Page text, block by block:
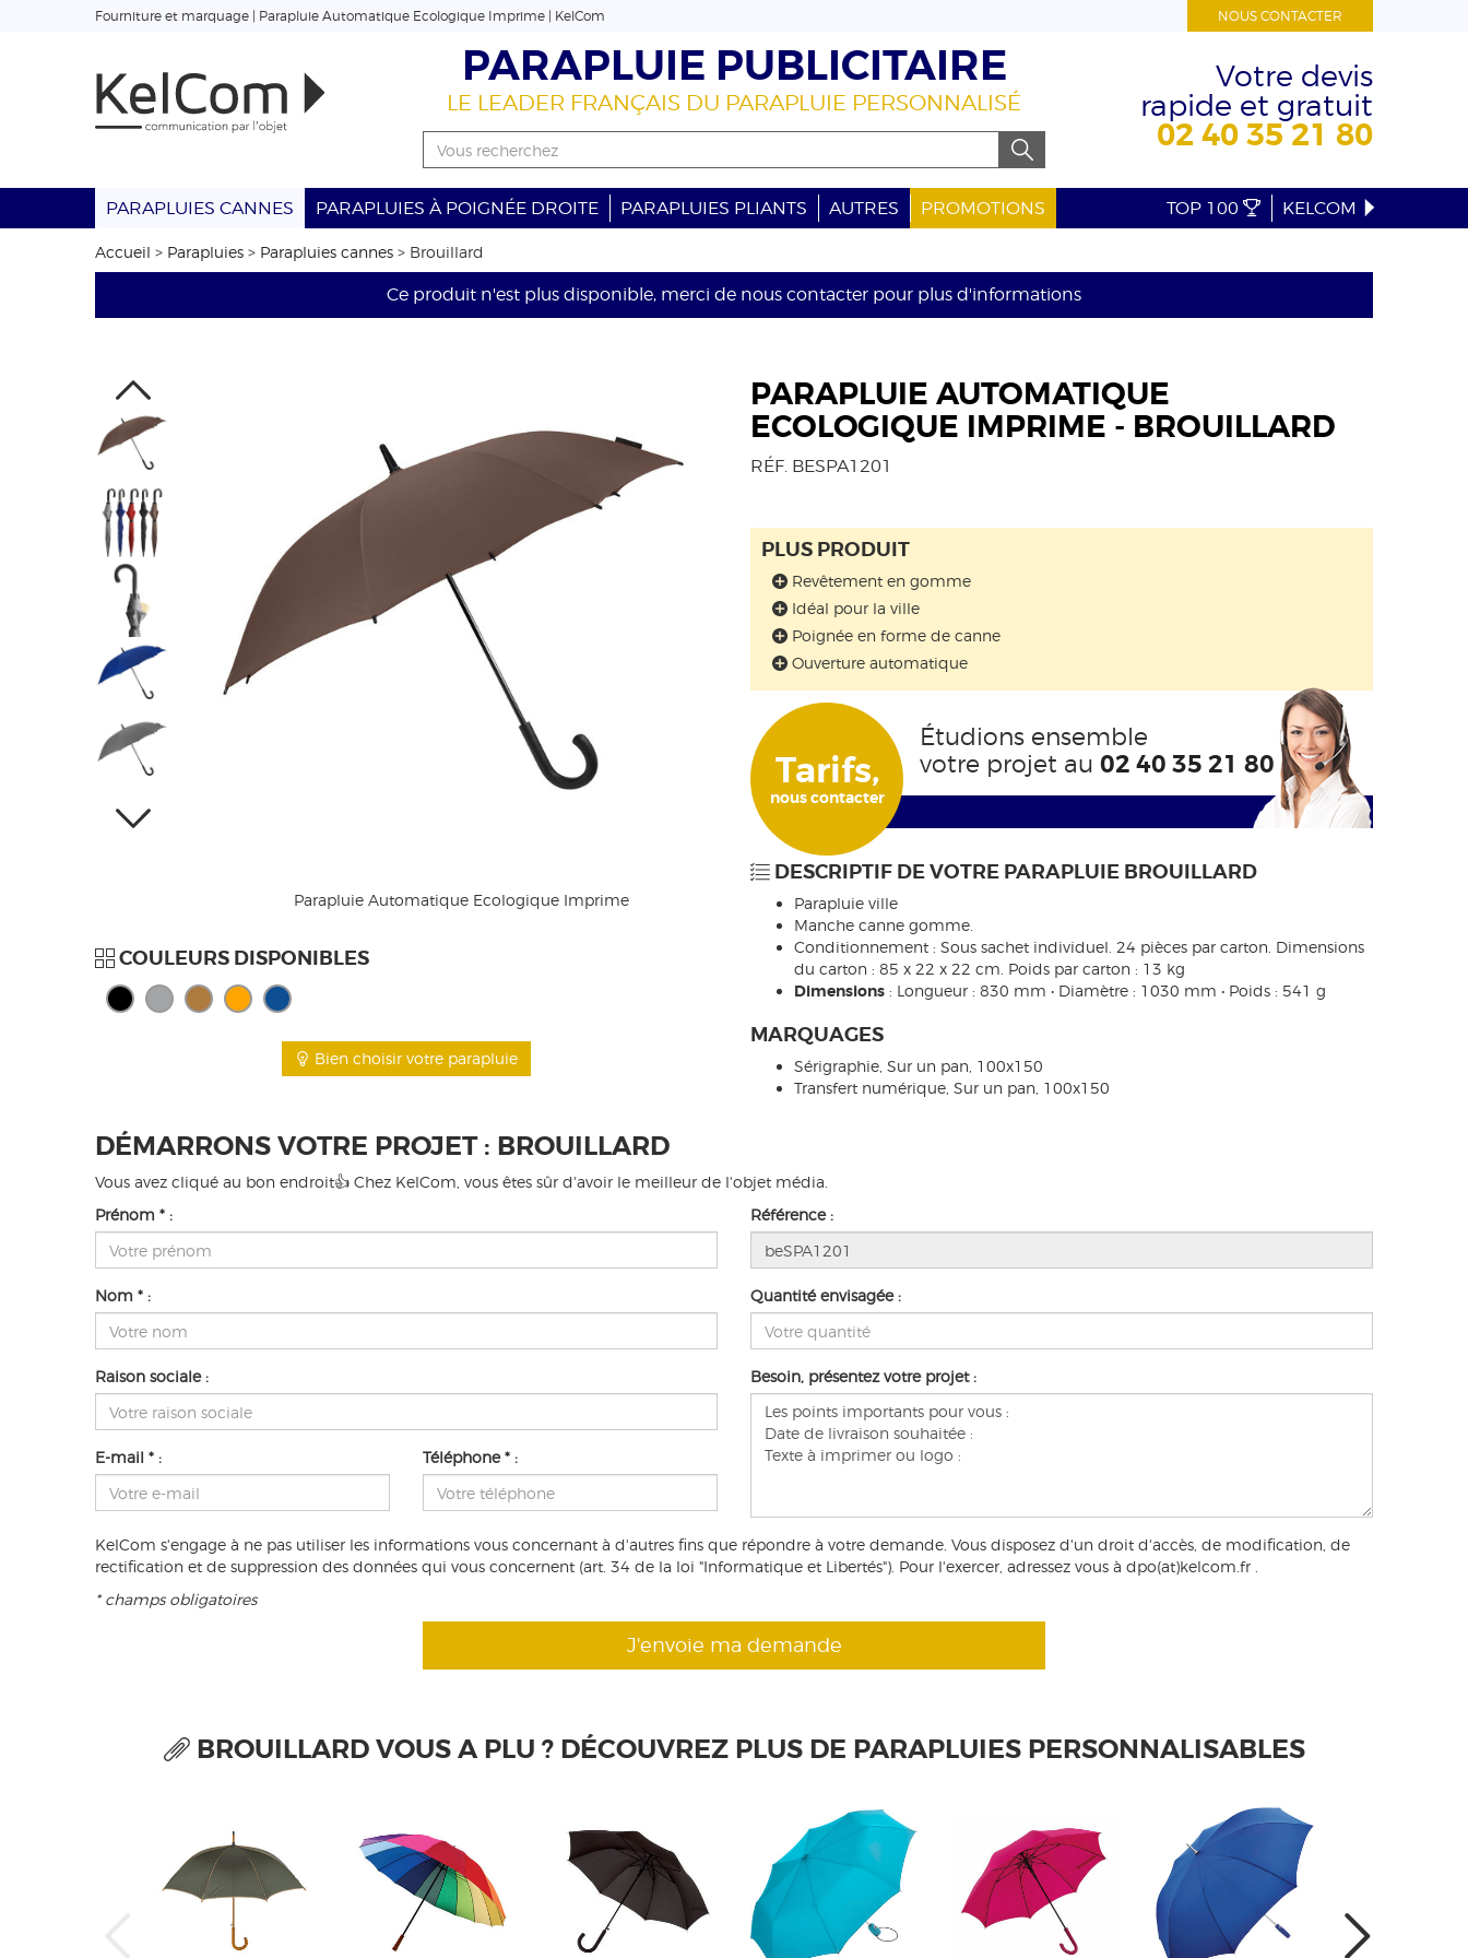
Fourniture et marquage | Parapluie Automatique Ecologique Imprime | KelCom NOUS CONTACTER
Votre devis
rapide et gratuit
02 40 35 21 80
PARAPLUIE PUBLICITAIRE
LE LEADER FRANÇAIS DU PARAPLUIE PERSONNALISÉ
PARAPLUIES CANNES PARAPLUIES À POIGNÉE DROITE PARAPLUIES PLIANTS AUTRES PROMOTIONS TOP 100 KELCOM
Accueil > Parapluies > Parapluies cannes > Brouillard
Ce produit n'est plus disponible, merci de nous contacter pour plus d'informations
Parapluie Automatique Ecologique Imprime
COULEURS DISPONIBLES
Bien choisir votre parapluie
PARAPLUIE AUTOMATIQUE
ECOLOGIQUE IMPRIME - BROUILLARD
RÉF. BESPA1201
PLUS PRODUIT
Revêtement en gomme
Idéal pour la ville
Poignée en forme de canne
Ouverture automatique
Étudions ensemble
votre projet au 02 40 35 21 80
Tarifs,
nous contacter
DESCRIPTIF DE VOTRE PARAPLUIE BROUILLARD
Parapluie ville
Manche canne gomme.
Conditionnement : Sous sachet individuel. 24 pièces par carton. Dimensions
du carton : 85 x 22 x 22 cm. Poids par carton : 13 kg
Dimensions : Longueur : 830 mm • Diamètre : 1030 mm • Poids : 541 g
MARQUAGES
Sérigraphie, Sur un pan, 100x150
Transfert numérique, Sur un pan, 100x150
DÉMARRONS VOTRE PROJET : BROUILLARD
Vous avez cliqué au bon endroit👍 Chez KelCom, vous êtes sûr d'avoir le meilleur de l'objet média.
Prénom * :
Nom * :
Raison sociale :
E-mail * : Téléphone * :
Référence :
Quantité envisagée :
Besoin, présentez votre projet :
KelCom s'engage à ne pas utiliser les informations vous concernant à d'autres fins que répondre à votre demande. Vous disposez d'un droit d'accès, de modification, de
rectification et de suppression des données qui vous concernent (art. 34 de la loi "Informatique et Libertés"). Pour l'exercer, adressez vous à dpo(at)kelcom.fr .
* champs obligatoires
BROUILLARD VOUS A PLU ? DÉCOUVREZ PLUS DE PARAPLUIES PERSONNALISABLES